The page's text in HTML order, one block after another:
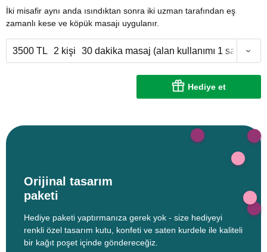
İki misafir aynı anda ısındıktan sonra iki uzman tarafından eş
zamanlı kese ve köpük masajı uygulanır.
3500 TL 2 kişi 30 dakika masaj (alan kullanımı 1 saat)
Hediye et
Orijinal tasarım
paketi
Hediye paketi yaptırmanıza gerek yok - size hediyeyi
renkli özel tasarım kutu, konfeti ve saten kurdele ile kaliteli
bir kağıt poşet içinde göndereceğiz.